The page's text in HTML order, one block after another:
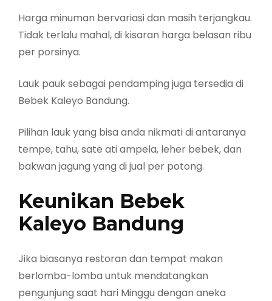
Harga minuman bervariasi dan masih terjangkau.
Tidak terlalu mahal, di kisaran harga belasan ribu
per porsinya.
Lauk pauk sebagai pendamping juga tersedia di
Bebek Kaleyo Bandung.
Pilihan lauk yang bisa anda nikmati di antaranya
tempe, tahu, sate ati ampela, leher bebek, dan
bakwan jagung yang di jual per potong.
Keunikan Bebek
Kaleyo Bandung
Jika biasanya restoran dan tempat makan
berlomba-lomba untuk mendatangkan
pengunjung saat hari Minggu dengan aneka